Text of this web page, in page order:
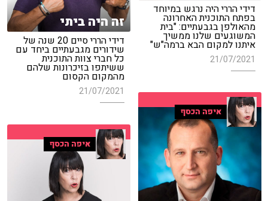
דידי הררי היה נרגש במיוחד
בפתח התוכנית האחרונה
מהאולפן בגבעתיים: "בית
המשוגעים שלנו ממשיך
איתנו למקום הבא ברמה"ש"
21/07/2021
זה היה ביתי
דידי הררי סיים 20 שנה של
שידורים מגבעתיים ביחד עם
כל חברי צוות התוכנית
ששיתפו בזיכרונות שלהם
מהמקום הקסום
21/07/2021
איפה הכסף
איפה הכסף